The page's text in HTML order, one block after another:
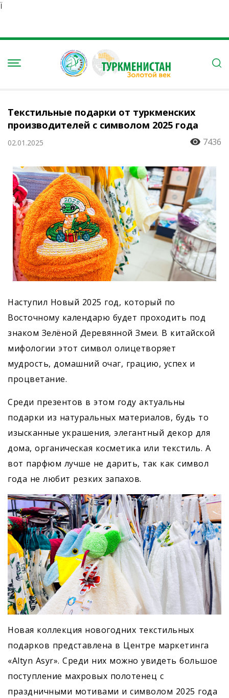
Ï
Текстильные подарки от туркменских
производителей с символом 2025 года
02.01.2025 7436
Наступил Новый 2025 год, который по
Восточному календарю будет проходить под
знаком Зелёной Деревянной Змеи. В китайской
мифологии этот символ олицетворяет
мудрость, домашний очаг, грацию, успех и
процветание.
Среди презентов в этом году актуальны
подарки из натуральных материалов, будь то
изысканные украшения, элегантный декор для
дома, органическая косметика или текстиль. А
вот парфюм лучше не дарить, так как символ
года не любит резких запахов.
Новая коллекция новогодних текстильных
подарков представлена в Центре маркетинга
«Altyn Asyr». Среди них можно увидеть большое
поступление махровых полотенец с
праздничными мотивами и символом 2025 года